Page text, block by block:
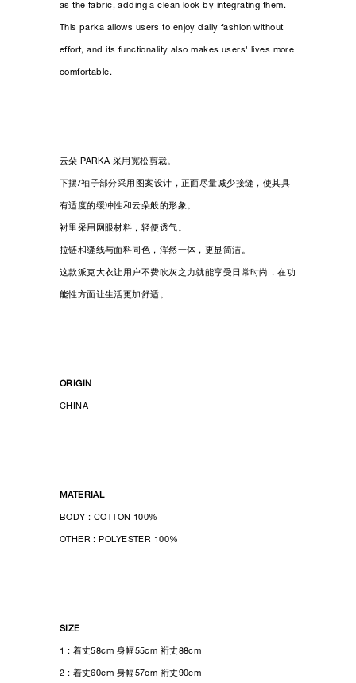
as the fabric, adding a clean look by integrating them.
This parka allows users to enjoy daily fashion without
effort, and its functionality also makes users' lives more
comfortable.
云朵 PARKA 采用宽松剪裁。
下摆/袖子部分采用图案设计，正面尽量减少接缝，使其具
有适度的缓冲性和云朵般的形象。
衬里采用网眼材料，轻便透气。
拉链和缝线与面料同色，浑然一体，更显简洁。
这款派克大衣让用户不费吹灰之力就能享受日常时尚，在功
能性方面让生活更加舒适。
ORIGIN
CHINA
MATERIAL
BODY : COTTON 100%
OTHER : POLYESTER 100%
SIZE
1 : 着丈58cm 身幅55cm 裄丈88cm
2 : 着丈60cm 身幅57cm 裄丈90cm